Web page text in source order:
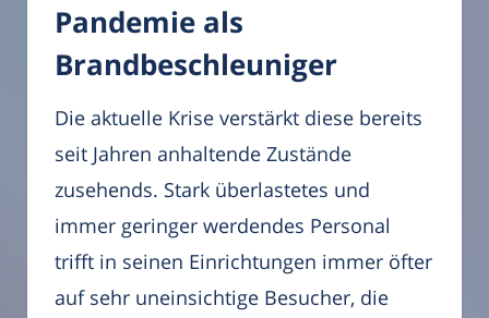
Pandemie als
Brandbeschleuniger
Die aktuelle Krise verstärkt diese bereits
seit Jahren anhaltende Zustände
zusehends. Stark überlastetes und
immer geringer werdendes Personal
trifft in seinen Einrichtungen immer öfter
auf sehr uneinsichtige Besucher, die